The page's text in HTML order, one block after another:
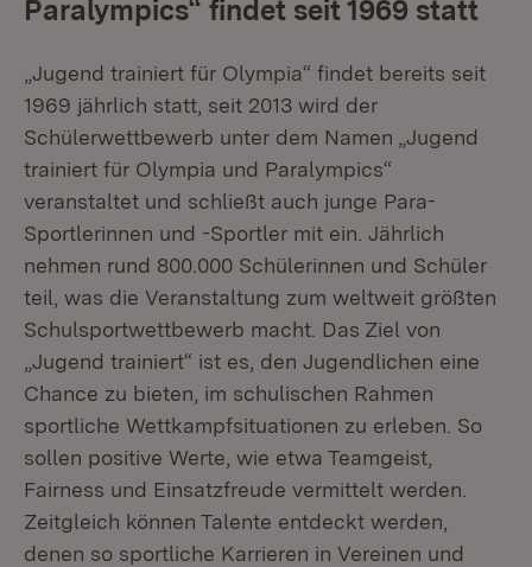
Paralympics“ findet seit 1969 statt
„Jugend trainiert für Olympia“ findet bereits seit
1969 jährlich statt, seit 2013 wird der
Schülerwettbewerb unter dem Namen „Jugend
trainiert für Olympia und Paralympics“
veranstaltet und schließt auch junge Para-
Sportlerinnen und -Sportler mit ein. Jährlich
nehmen rund 800.000 Schülerinnen und Schüler
teil, was die Veranstaltung zum weltweit größten
Schulsportwettbewerb macht. Das Ziel von
„Jugend trainiert“ ist es, den Jugendlichen eine
Chance zu bieten, im schulischen Rahmen
sportliche Wettkampfsituationen zu erleben. So
sollen positive Werte, wie etwa Teamgeist,
Fairness und Einsatzfreude vermittelt werden.
Zeitgleich können Talente entdeckt werden,
denen so sportliche Karrieren in Vereinen und